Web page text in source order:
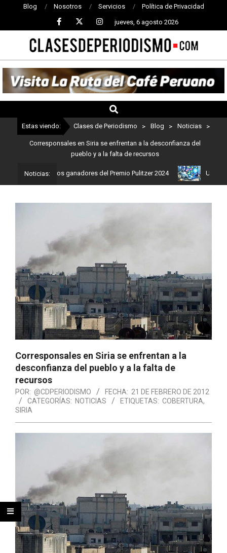
Blog Nosotros Servicios Política de Privacidad
jueves, 6 agosto 2026
CLASES
DE
PERIODISMO
Estas viendo: Clases de Periodismo > Blog > Noticias >
Corresponsales en Siria se enfrentan a la desconfianza del
pueblo y a la falta de recursos
Noticias:
Estos son los ganadores del Premio Pulitzer 2024 Usuarios
Corresponsales en Siria se enfrentan a la
desconfianza del pueblo y a la falta de
recursos
POR: @CDPERIODISMO FECHA: 21 DE FEBRERO DE 2012
CATEGORÍAS: NOTICIAS ETIQUETAS: COBERTURA,
SIRIA